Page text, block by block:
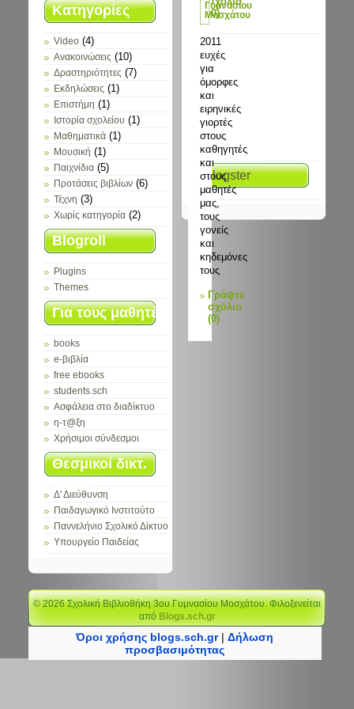
Κατηγορίες
Video (4)
Ανακοινώσεις (10)
Δραστηριότητες (7)
Εκδηλώσεις (1)
Επιστήμη (1)
Ιστορία σχολείου (1)
Μαθηματικά (1)
Μουσική (1)
Παιχνίδια (5)
Προτάσεις βιβλίων (6)
Τέχνη (3)
Χωρίς κατηγορία (2)
Blogroll
Plugins
Themes
Για τους μαθητές
books
e-βιβλία
free ebooks
students.sch
Ασφάλεια στο διαδίκτυο
η-τ@ξη
Χρήσιμοι σύνδεσμοι
Θεσμικοί δικτ.
τόποι
Δ' Διεύθυνση
Παιδαγωγικό Ινστιτούτο
Παννελήνιο Σχολικό Δίκτυο
Υπουργείο Παιδείας
glogster
(0)
Γυμνασίου
Μοσχάτου
2011
ευχές
για
όμορφες
και
ειρηνικές
γιορτές
στους
καθηγητές
και
στους
μαθητές
μας,
τους
γονείς
και
κηδεμόνες
τους
Γράψτε
σχόλιο
(0)
© 2026 Σχολική Bιβλιοθήκη 3ου Γυμνασίου Μοσχάτου. Φιλοξενείται
από Blogs.sch.gr
Όροι χρήσης blogs.sch.gr|Δήλωση
προσβασιμότητας